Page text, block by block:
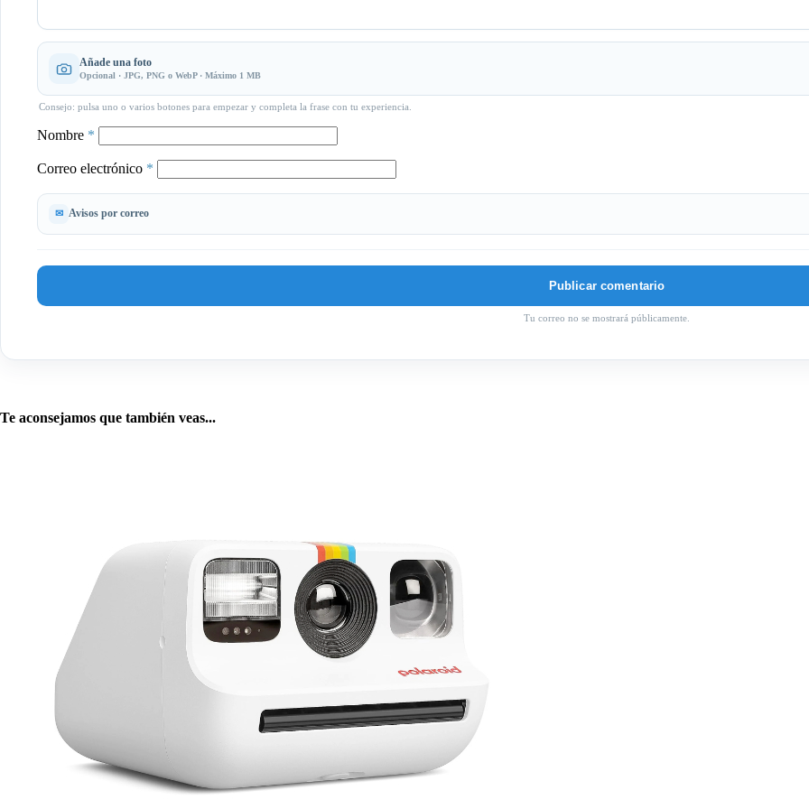
Añade una foto
Opcional · JPG, PNG o WebP · Máximo 1 MB
Consejo: pulsa uno o varios botones para empezar y completa la frase con tu experiencia.
Nombre *
Correo electrónico *
Avisos por correo
Tu correo no se mostrará públicamente.
Te aconsejamos que también veas...